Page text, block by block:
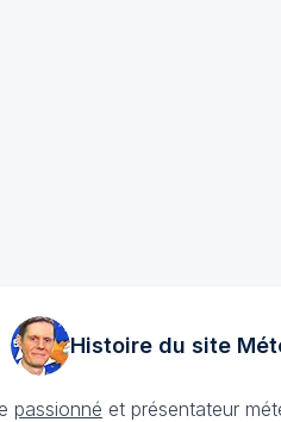
Histoire du site
passionné et présentateur